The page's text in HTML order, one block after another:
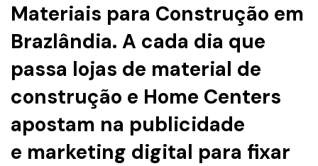
Materiais para Construção em
Brazlândia. A cada dia que
passa lojas de material de
construção e Home Centers
apostam na publicidade
e marketing digital para fixar